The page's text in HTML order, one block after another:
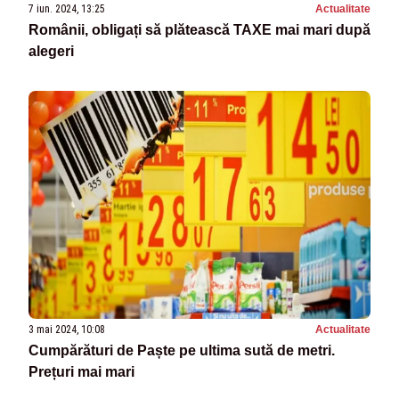
7 iun. 2024, 13:25 Actualitate
Românii, obligați să plătească TAXE mai mari după
alegeri
3 mai 2024, 10:08 Actualitate
Cumpărături de Paște pe ultima sută de metri.
Prețuri mai mari